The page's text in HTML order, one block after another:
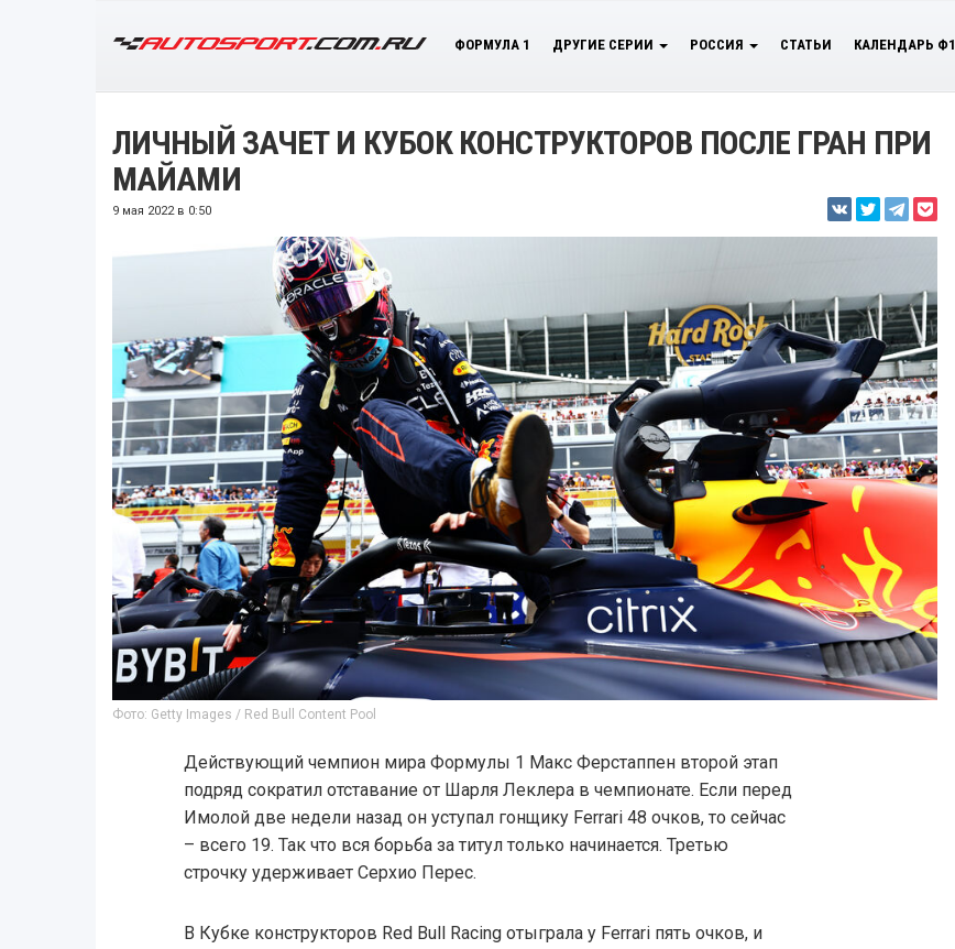
ФОРМУЛА 1 ДРУГИЕ СЕРИИ РОССИЯ СТАТЬИ КАЛЕНДАРЬ Ф1
ЛИЧНЫЙ ЗАЧЕТ И КУБОК КОНСТРУКТОРОВ ПОСЛЕ ГРАН ПРИ
МАЙАМИ
9 мая 2022 в 0:50
Фото: Getty Images / Red Bull Content Pool
Действующий чемпион мира Формулы 1 Макс Ферстаппен второй этап
подряд сократил отставание от Шарля Леклера в чемпионате. Если перед
Имолой две недели назад он уступал гонщику Ferrari 48 очков, то сейчас
– всего 19. Так что вся борьба за титул только начинается. Третью
строчку удерживает Серхио Перес.
В Кубке конструкторов Red Bull Racing отыграла у Ferrari пять очков, и